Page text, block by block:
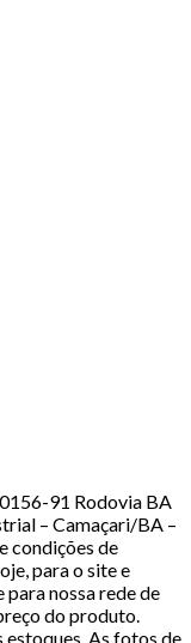
91 Rodovia BA
– Camaçari/BA –
condições de
para o site e
para nossa rede de
do produto.
As fotos de